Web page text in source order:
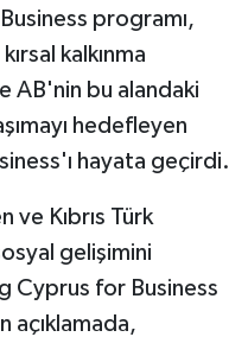
programı,
kalkınma
AB'nin bu alandaki
hedefleyen
hayata geçirdi.
ve Kıbrıs Türk
gelişimini
Cyprus for Business
açıklamada,